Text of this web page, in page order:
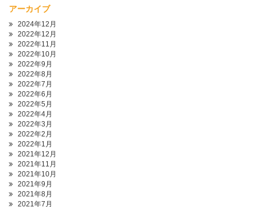
アーカイブ
2024年12月
2022年12月
2022年11月
2022年10月
2022年9月
2022年8月
2022年7月
2022年6月
2022年5月
2022年4月
2022年3月
2022年2月
2022年1月
2021年12月
2021年11月
2021年10月
2021年9月
2021年8月
2021年7月